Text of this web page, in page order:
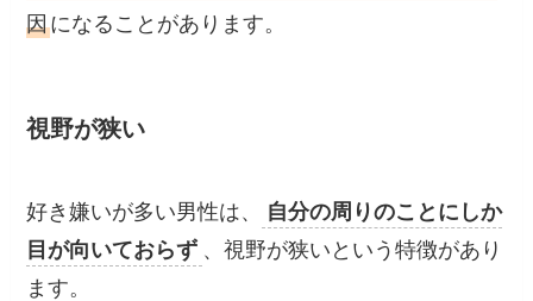
因になることがあります。
視野が狭い
好き嫌いが多い男性は、
自分の周りのことにしか
目が向いておらず 、視野が狭いという特徴があり
ます。